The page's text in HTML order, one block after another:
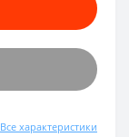
Все характеристики